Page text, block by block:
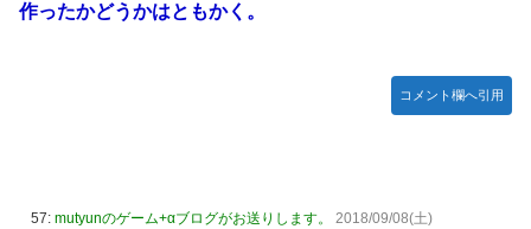
作ったかどうかはともかく。
コメント欄へ引用
57: mutyunのゲーム+αブログがお送りします。
2018/09/08(土)